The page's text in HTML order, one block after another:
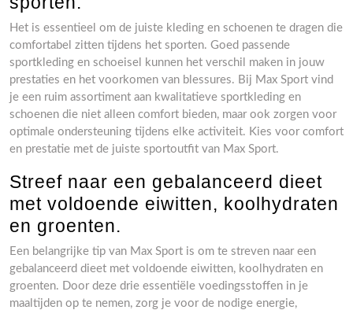
Het is essentieel om de juiste kleding en schoenen te dragen die
comfortabel zitten tijdens het sporten. Goed passende
sportkleding en schoeisel kunnen het verschil maken in jouw
prestaties en het voorkomen van blessures. Bij Max Sport vind
je een ruim assortiment aan kwalitatieve sportkleding en
schoenen die niet alleen comfort bieden, maar ook zorgen voor
optimale ondersteuning tijdens elke activiteit. Kies voor comfort
en prestatie met de juiste sportoutfit van Max Sport.
Streef naar een gebalanceerd dieet
met voldoende eiwitten, koolhydraten
en groenten.
Een belangrijke tip van Max Sport is om te streven naar een
gebalanceerd dieet met voldoende eiwitten, koolhydraten en
groenten. Door deze drie essentiële voedingsstoffen in je
maaltijden op te nemen, zorg je voor de nodige energie,